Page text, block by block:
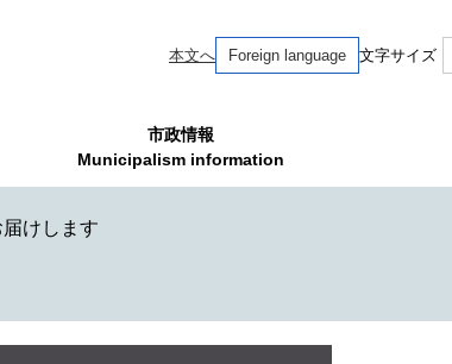
本文へ Foreign language 文字サイズ
市政情報
Municipalism information
けします